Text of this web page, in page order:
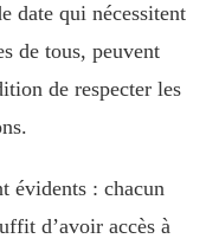
date qui nécessitent
de tous, peuvent
de respecter les
évidents : chacun
d’avoir accès à